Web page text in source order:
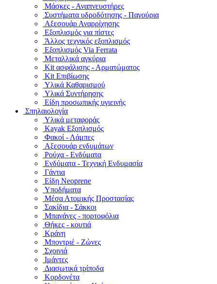
Μάσκες - Αναπνευστήρες
Συστήματα υδροδότησης - Παγούρια
Αξεσουάρ Αναρρίχησης
Εξοπλισμός για πίστες
Άλλος τεχνικός εξοπλισμός
Εξοπλισμός Via Ferrata
Μεταλλικά αγκύρια
Kit ασφάλισης - Αρματώματος
Kit Επιβίωσης
Υλικά Καθαρισμού
Υλικά Συντήρησης
Είδη προσωπικής υγιεινής
Σπηλαιολογία
Υλικά μεταφοράς
Kayak Εξοπλισμός
Φακοί - Λάμπες
Αξεσουάρ ενδυμάτων
Ρούχα - Ενδύματα
Ενδύματα - Τεχνική Ενδυμασία
Γάντια
Είδη Neoprene
Υποδήματα
Μέσα Ατομικής Προστασίας
Σακίδια - Σάκκοι
Μπανάνες - πορτοφόλια
Θήκες - κουτιά
Κράνη
Μποντριέ - Ζώνες
Σχοινιά
Ιμάντες
Διασωτικά τρίποδα
Κορδονέτα